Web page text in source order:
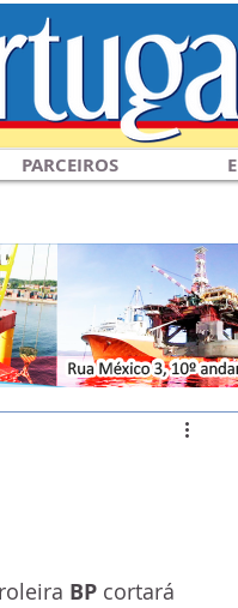
PARCEIROS
BP cortará